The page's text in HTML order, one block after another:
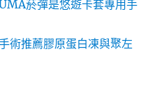
菸彈是悠遊卡套專用手
術推薦膠原蛋白凍與聚左